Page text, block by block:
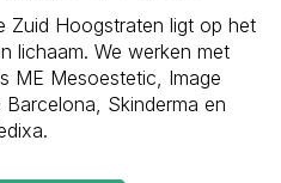
Zuid Hoogstraten ligt op het
lichaam. We werken met
ME Mesoestetic, Image
Skinderma en